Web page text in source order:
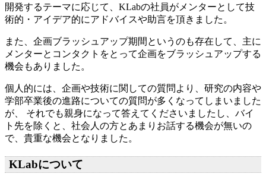
開発するテーマに応じて、KLabの社員がメンターとして技
術的・アイデア的にアドバイスや助言を頂きました。
また、企画ブラッシュアップ期間というのも存在して、主に
メンターとコンタクトをとって企画をブラッシュアップする
機会もありました。
個人的には、企画や技術に関しての質問より、研究の内容や
学部卒業後の進路についての質問が多くなってしまいました
が、 それでも親身になって答えてくださいましたし、バイ
ト先を除くと、社会人の方とあまりお話する機会が無いの
で、貴重な機会となりました。
KLabについて